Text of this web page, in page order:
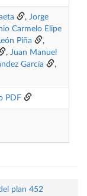
, Jorge
Carmelo Elipe
Piña
,
, Juan Manuel
García
,
PDF
plan 452